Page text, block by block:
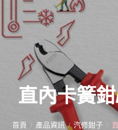
直內卡簧
首頁 產品資訊 汽修鉗子